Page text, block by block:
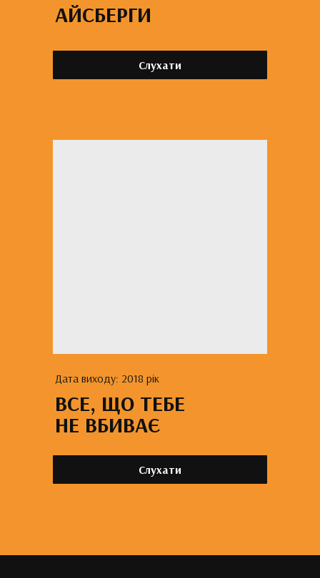
АЙСБЕРГИ
Слухати
Дата виходу: 2018 рік
ВСЕ, ЩО ТЕБЕ
НЕ ВБИВАЄ
Слухати